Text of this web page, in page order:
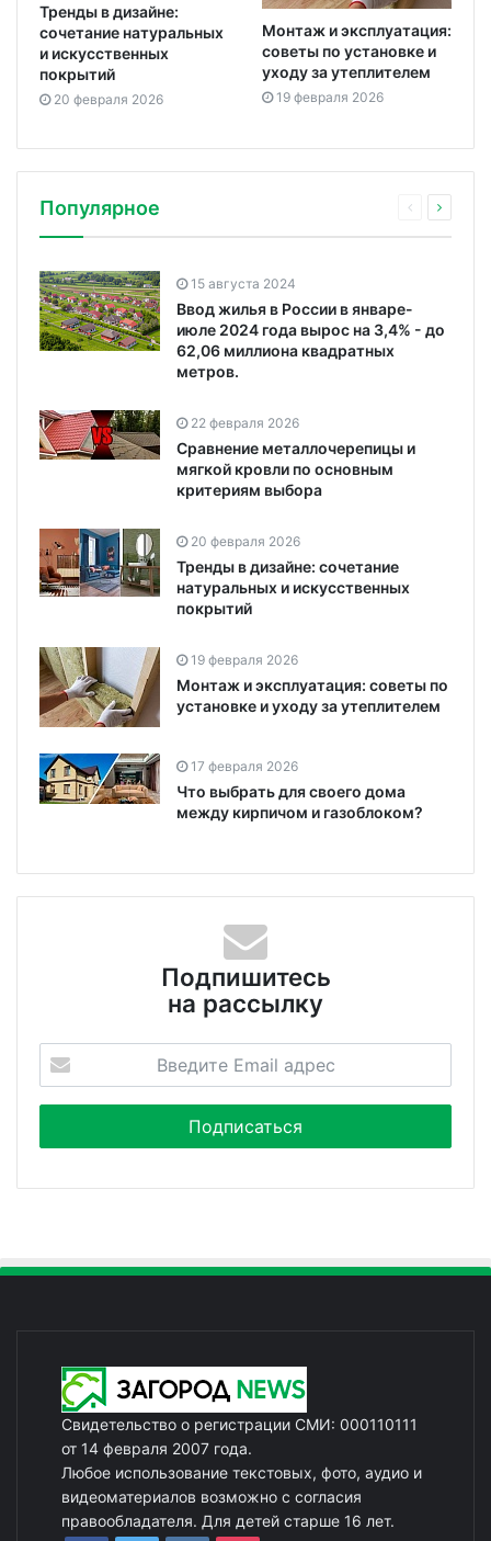
Тренды в дизайне:
сочетание натуральных
и искусственных
покрытий
20 февраля 2026
Монтаж и эксплуатация:
советы по установке и
уходу за утеплителем
19 февраля 2026
Популярное
15 августа 2024
Ввод жилья в России в январе-
июле 2024 года вырос на 3,4% - до
62,06 миллиона квадратных
метров.
22 февраля 2026
Сравнение металлочерепицы и
мягкой кровли по основным
критериям выбора
20 февраля 2026
Тренды в дизайне: сочетание
натуральных и искусственных
покрытий
19 февраля 2026
Монтаж и эксплуатация: советы по
установке и уходу за утеплителем
17 февраля 2026
Что выбрать для своего дома
между кирпичом и газоблоком?
Подпишитесь
на рассылку
Свидетельство о регистрации СМИ: 000110111
от 14 февраля 2007 года.
Любое использование текстовых, фото, аудио и
видеоматериалов возможно с согласия
правообладателя. Для детей старше 16 лет.